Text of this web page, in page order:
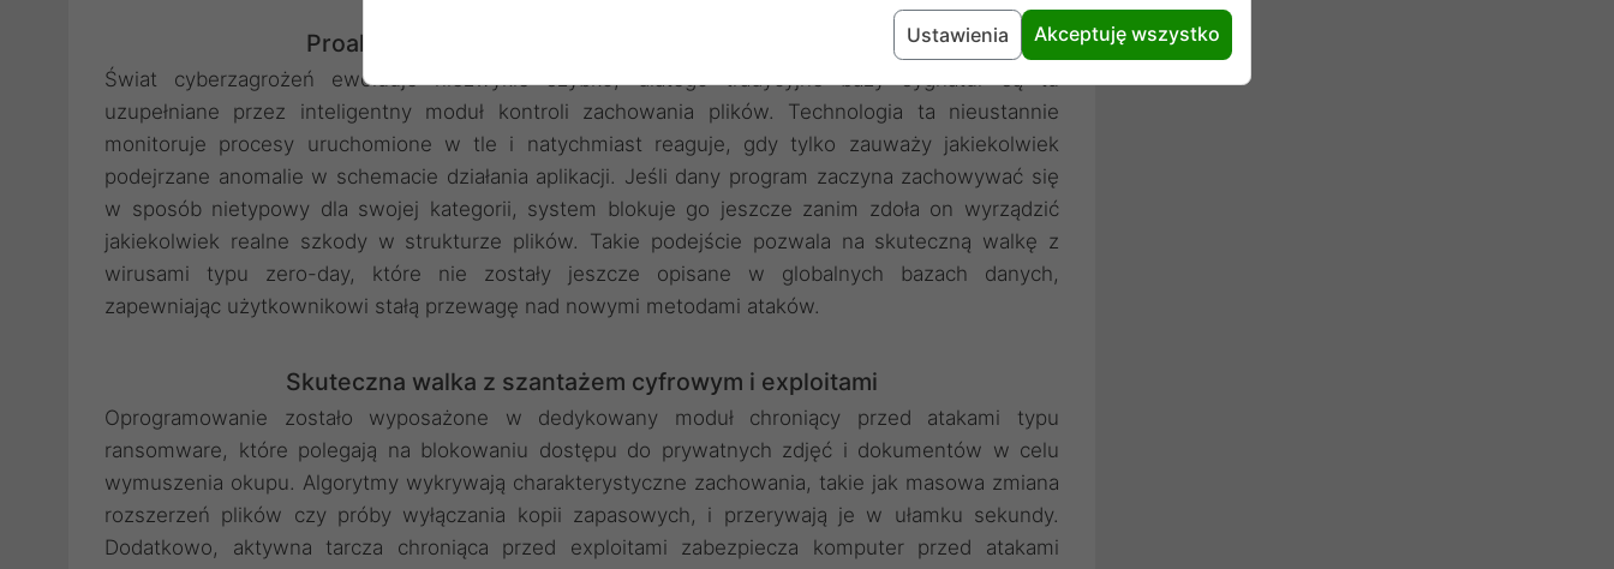
Proaktywne reagowanie na nieznane zagrożenia
Świat cyberzagrożeń ewoluuje niezwykle szybko, dlatego tradycyjne bazy sygnatur są tu
uzupełniane przez inteligentny moduł kontroli zachowania plików. Technologia ta nieustannie
monitoruje procesy uruchomione w tle i natychmiast reaguje, gdy tylko zauważy jakiekolwiek
podejrzane anomalie w schemacie działania aplikacji. Jeśli dany program zaczyna zachowywać się
w sposób nietypowy dla swojej kategorii, system blokuje go jeszcze zanim zdoła on wyrządzić
jakiekolwiek realne szkody w strukturze plików. Takie podejście pozwala na skuteczną walkę z
wirusami typu zero-day, które nie zostały jeszcze opisane w globalnych bazach danych,
zapewniając użytkownikowi stałą przewagę nad nowymi metodami ataków.
Skuteczna walka z szantażem cyfrowym i exploitami
Oprogramowanie zostało wyposażone w dedykowany moduł chroniący przed atakami typu
ransomware, które polegają na blokowaniu dostępu do prywatnych zdjęć i dokumentów w celu
wymuszenia okupu. Algorytmy wykrywają charakterystyczne zachowania, takie jak masowa zmiana
rozszerzeń plików czy próby wyłączania kopii zapasowych, i przerywają je w ułamku sekundy.
Dodatkowo, aktywna tarcza chroniąca przed exploitami zabezpiecza komputer przed atakami
Ustawienia Akceptuję wszystko